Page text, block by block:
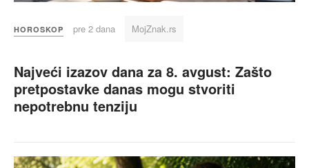
HOROSKOP pre 2 dana MojZnak.rs
Najveći izazov dana za 8. avgust: Zašto
pretpostavke danas mogu stvoriti
nepotrebnu tenziju